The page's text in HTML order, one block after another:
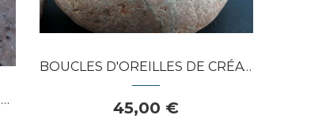
BOUCLES D'OREILLES DE CRÉATEUR ARGENT 925...
45,00 €